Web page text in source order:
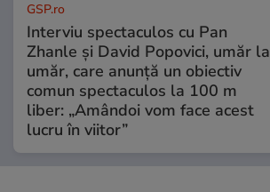
GSP.ro
Interviu spectaculos cu Pan
Zhanle și David Popovici, umăr la
umăr, care anunță un obiectiv
comun spectaculos la 100 m
liber: „Amândoi vom face acest
lucru în viitor”